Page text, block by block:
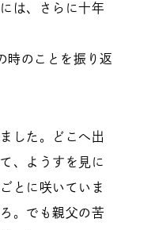
は、さらに十年
時のことを振り返
した。どこへ出
、ようすを見に
とに咲いていま
。でも親父の苦